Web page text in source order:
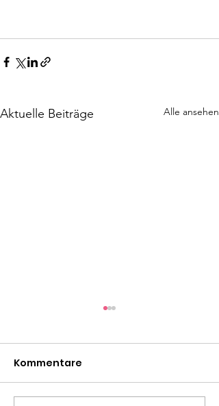
Aktuelle Beiträge Alle ansehen
Kommentare